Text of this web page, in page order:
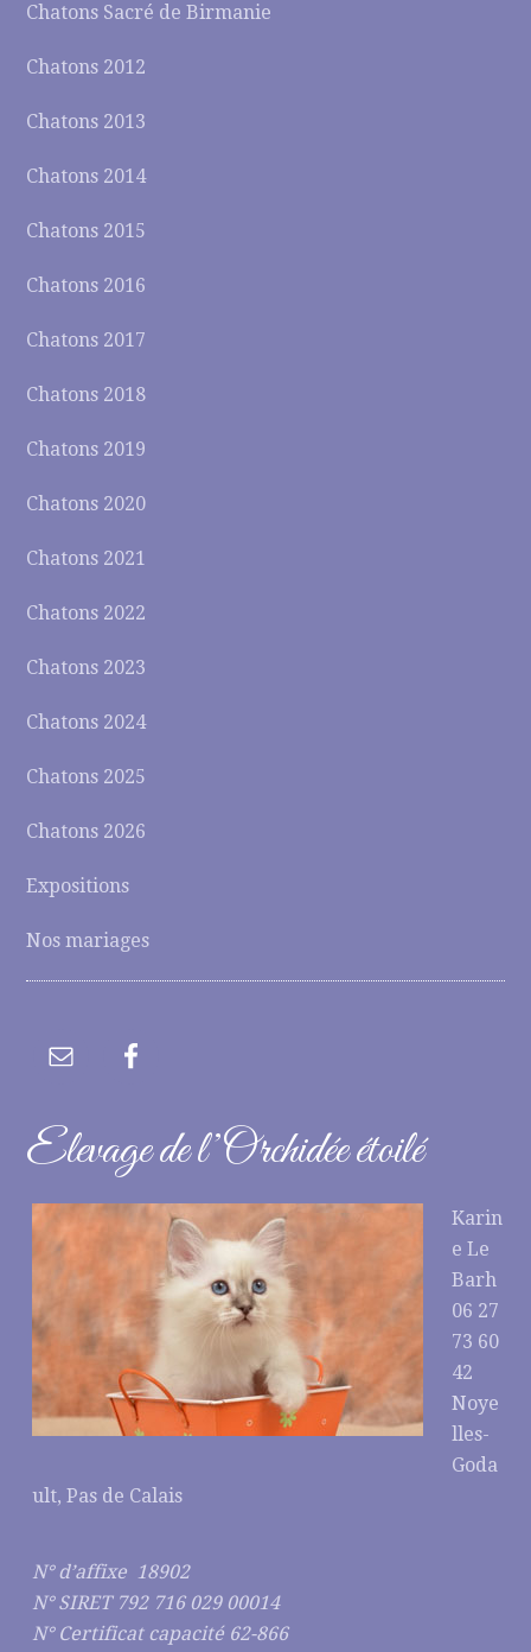
Chatons Sacré de Birmanie
Chatons 2012
Chatons 2013
Chatons 2014
Chatons 2015
Chatons 2016
Chatons 2017
Chatons 2018
Chatons 2019
Chatons 2020
Chatons 2021
Chatons 2022
Chatons 2023
Chatons 2024
Chatons 2025
Chatons 2026
Expositions
Nos mariages
Elevage de l’Orchidée étoilé
Karin
e Le
Barh
06 27
73 60
42
Noye
lles-
Goda
ult, Pas de Calais
N° d’affixe 18902
N° SIRET 792 716 029 00014
N° Certificat capacité 62-866